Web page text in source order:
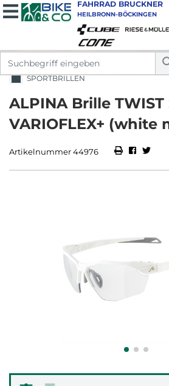
FAHRRAD BRUCKNER
HEILBRONN-BÖCKINGEN
SPORTBRILLEN
ALPINA Brille TWIST
VARIOFLEX+ (white
Artikelnummer 44976